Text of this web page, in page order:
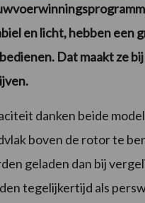
en licht, hebben een
Dat maakt ze
danken beide
boven de rotor te
geladen dan bij
tegelijkertijd als